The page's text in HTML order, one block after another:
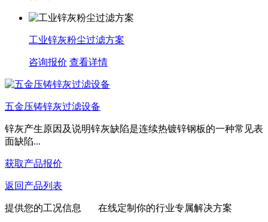
工业锌灰粉尘过滤方案
咨询报价 查看详情
五金压铸锌灰过滤设备
锌灰产生原因及说明锌灰缺陷是连续热镀锌钢板的一种常见表
面缺陷...
获取产品报价
返回产品列表
提供您的工况信息 在线定制你的行业专属解决方案